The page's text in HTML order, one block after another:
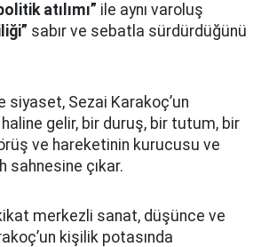
atılımı” ile aynı varoluş
sabır ve sebatla sürdürdüğünü
siyaset, Sezai Karakoç’un
gelir, bir duruş, bir tutum, bir
ve hareketinin kurucusu ve
sahnesine çıkar.
merkezli sanat, düşünce ve
kişilik potasında